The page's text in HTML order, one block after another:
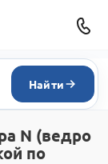
Найти
N (ведро
по